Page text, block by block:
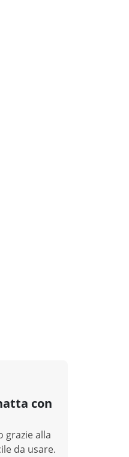
con
grazie alla
da usare.